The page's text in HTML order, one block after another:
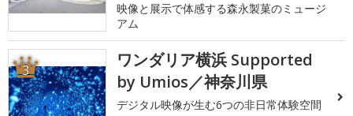
映像と展示で体感する森永製菓のミュージ
アム
3
ワンダリア横浜 Supported
by Umios／神奈川県
デジタル映像が生む6つの非日常体験空間